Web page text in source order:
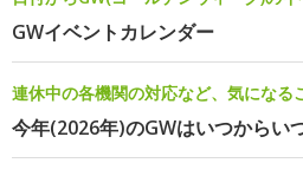
GWイベントカレンダー
連休中の各機関の対応など、気になる
今年(2026年)のGWはいつからい